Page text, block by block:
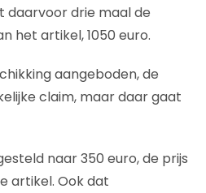
daarvoor drie maal de
het artikel, 1050 euro.
aangeboden, de
claim, maar daar gaat
naar 350 euro, de prijs
artikel. Ook dat